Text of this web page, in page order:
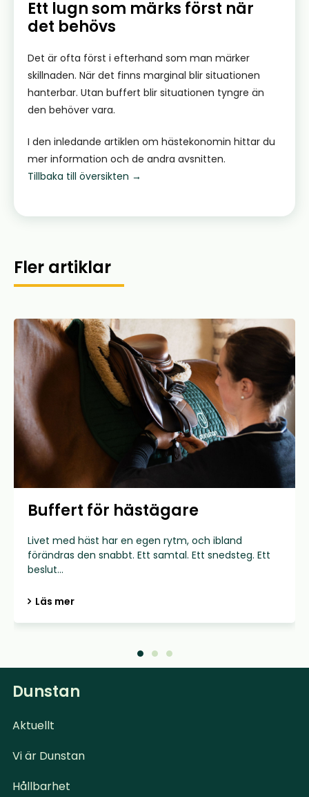
Ett lugn som märks först när
det behövs
Det är ofta först i efterhand som man märker
skillnaden. När det finns marginal blir situationen
hanterbar. Utan buffert blir situationen tyngre än
den behöver vara.
I den inledande artiklen om hästekonomin hittar du
mer information och de andra avsnitten.
Tillbaka till översikten →
Fler artiklar
Buffert för hästägare
Livet med häst har en egen rytm, och ibland
förändras den snabbt. Ett samtal. Ett snedsteg. Ett
beslut...
Läs mer
Dunstan
Aktuellt
Vi är Dunstan
Hållbarhet